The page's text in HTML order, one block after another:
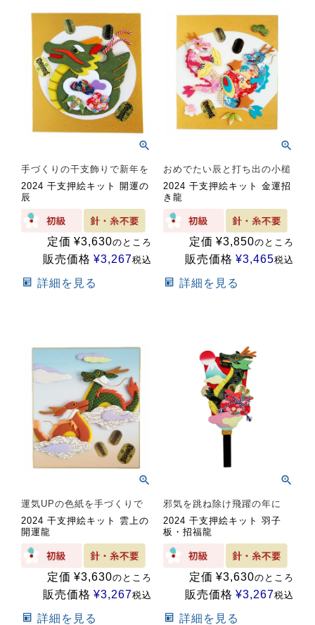
手づくりの干支飾りで新年を
2024 干支押絵キット 開運の
辰
定価 ¥3,630のところ
販売価格 ¥3,267税込
詳細を見る
おめでたい辰と打ち出の小槌
2024 干支押絵キット 金運招
き龍
定価 ¥3,850のところ
販売価格 ¥3,465税込
詳細を見る
運気UPの色紙を手づくりで
2024 干支押絵キット 雲上の
開運龍
定価 ¥3,630のところ
販売価格 ¥3,267税込
詳細を見る
邪気を跳ね除け飛躍の年に
2024 干支押絵キット 羽子
板・招福龍
定価 ¥3,630のところ
販売価格 ¥3,267税込
詳細を見る